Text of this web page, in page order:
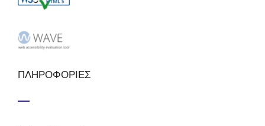
ΠΛΗΡΟΦΟΡΙΕΣ